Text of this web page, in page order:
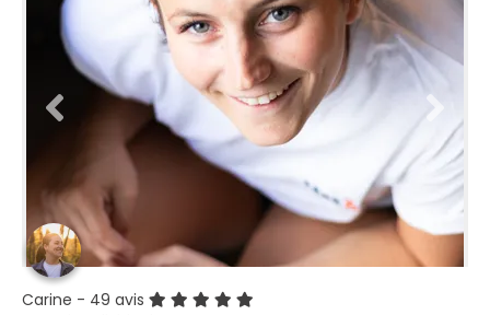
Carine - 49 avis